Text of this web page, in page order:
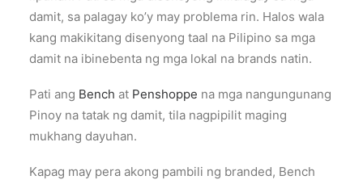
damit, sa palagay ko’y may problema rin. Halos wala
kang makikitang disenyong taal na Pilipino sa mga
damit na ibinebenta ng mga lokal na brands natin.
Pati ang Bench at Penshoppe na mga nangungunang
Pinoy na tatak ng damit, tila nagpipilit maging
mukhang dayuhan.
Kapag may pera akong pambili ng branded, Bench